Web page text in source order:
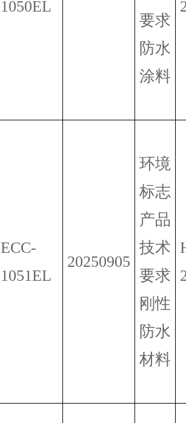
1050EL
要求
防水
涂料
ECC-
1051EL
20250905
环境
标志
产品
技术
要求
刚性
防水
材料